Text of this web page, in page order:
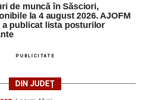
de muncă în Săsciori,
la 4 august 2026. AJOFM
a publicat lista posturilor
PUBLICITATE
DIN JUDEȚ